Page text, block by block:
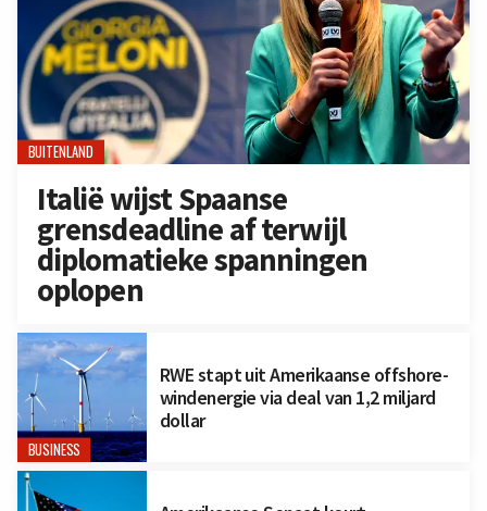
BUITENLAND
Italië wijst Spaanse
grensdeadline af terwijl
diplomatieke spanningen
oplopen
BUSINESS
RWE stapt uit Amerikaanse offshore-
windenergie via deal van 1,2 miljard
dollar